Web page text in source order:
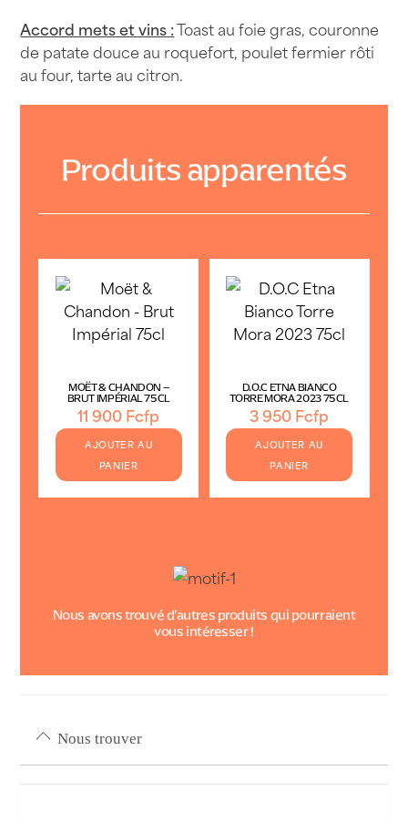
Accord mets et vins :Toast au foie gras, couronne
de patate douce au roquefort, poulet fermier rôti
au four, tarte au citron.
Produits apparentés
MOËT & CHANDON –
BRUT IMPÉRIAL 75CL
11 900Fcfp
AJOUTER AU
PANIER
D.O.C ETNA BIANCO
TORRE MORA 2023 75CL
3 950Fcfp
AJOUTER AU
PANIER
Nous avons trouvé d’autres produits qui pourraient
vous intéresser !
Nous trouver